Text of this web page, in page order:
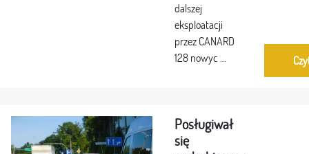
dalszej
eksploatacji
przez CANARD
128 nowyc ...
Posługiwał
się